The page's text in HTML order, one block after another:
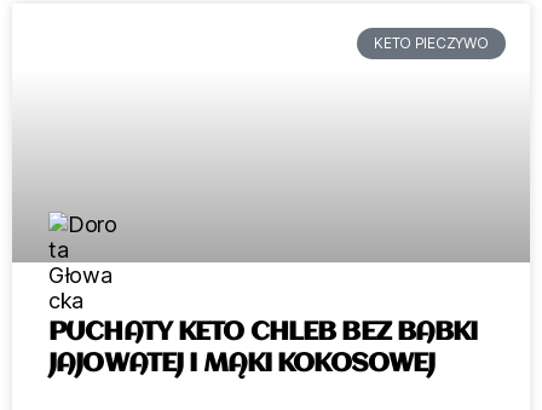
KETO PIECZYWO
PUCHATY KETO CHLEB BEZ BABKI
JAJOWATEJ I MĄKI KOKOSOWEJ